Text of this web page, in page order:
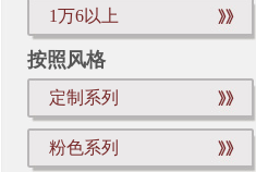
1万6以上
按照风格
定制系列
粉色系列